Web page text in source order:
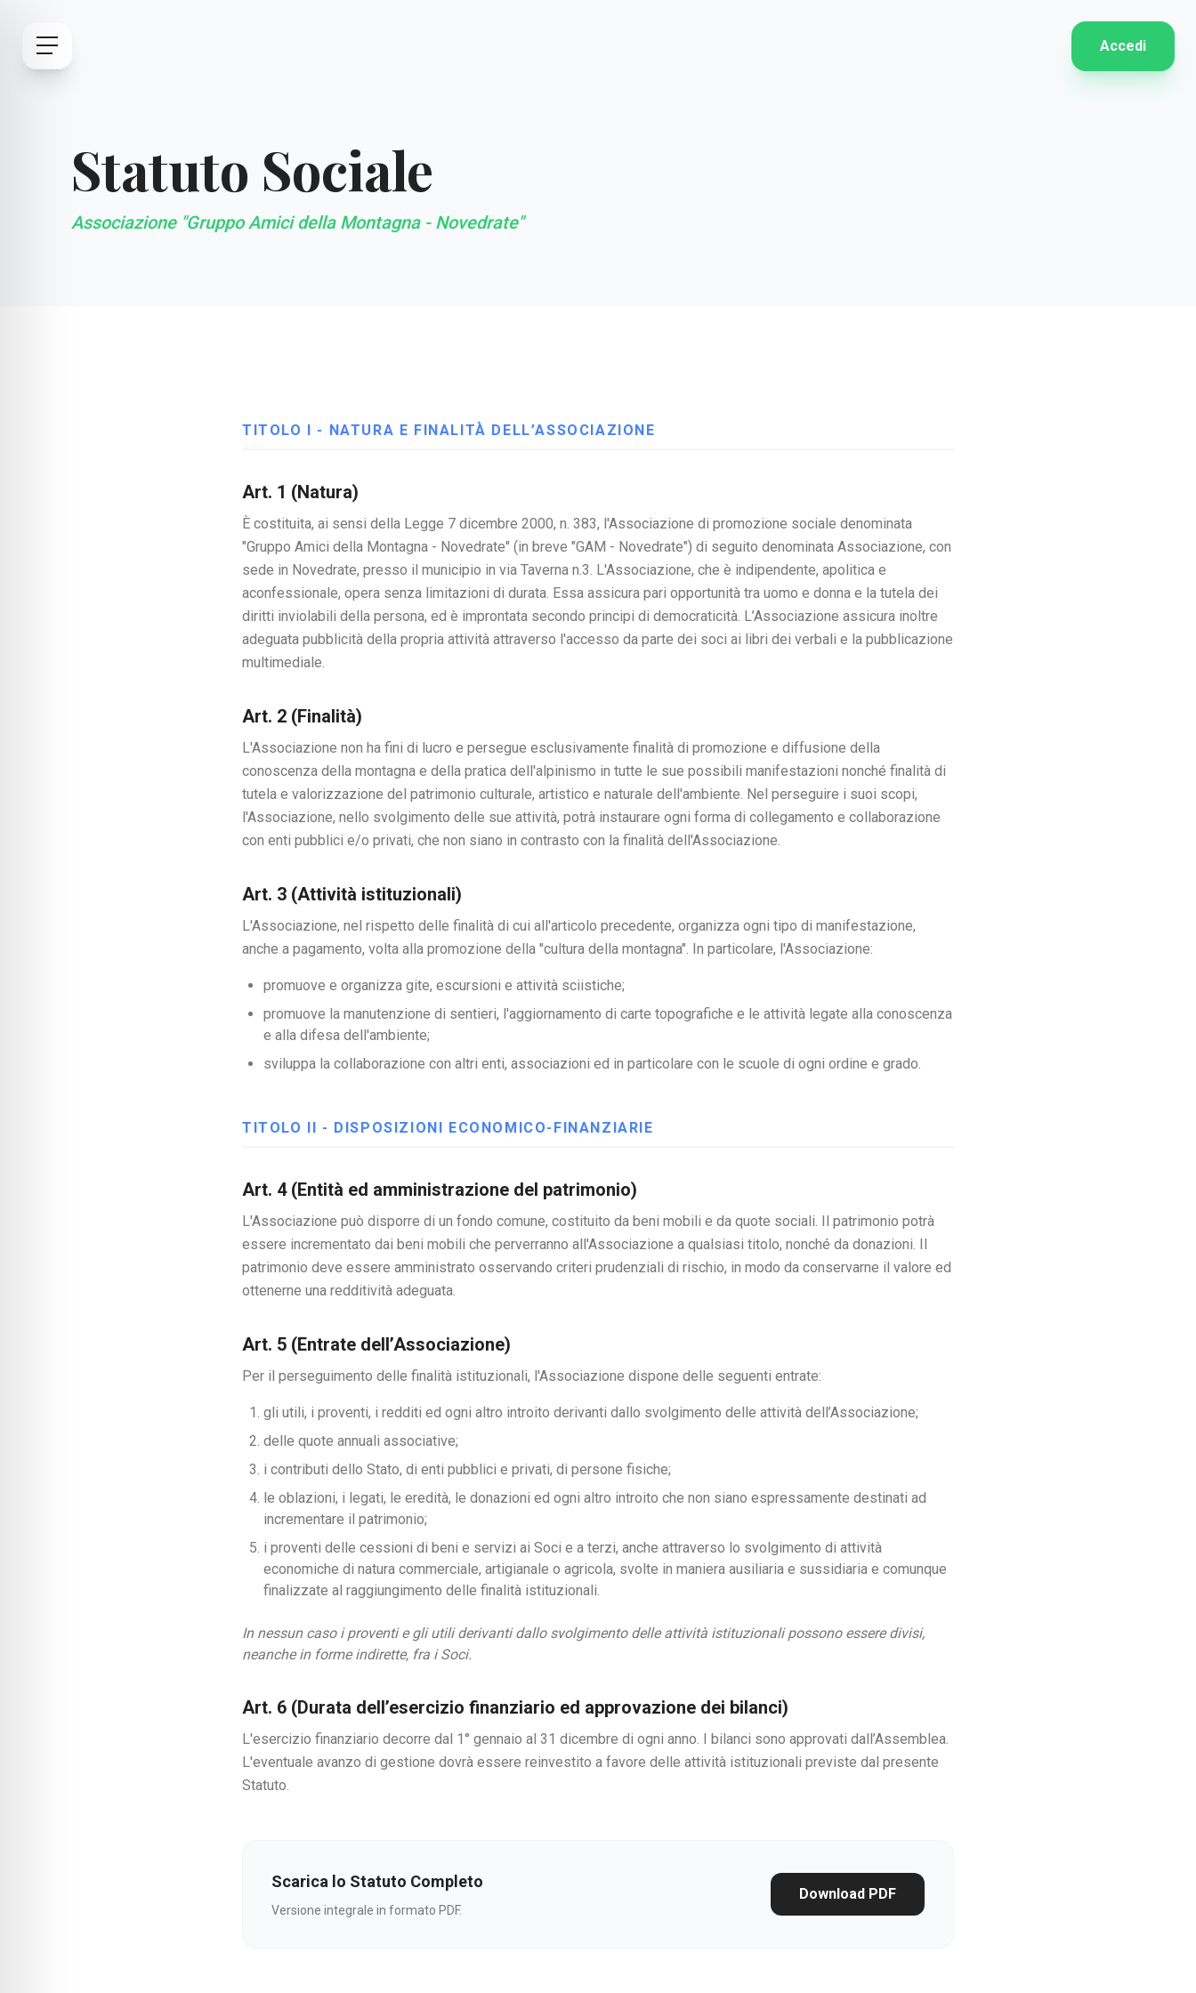
Accedi
Statuto Sociale
Associazione "Gruppo Amici della Montagna - Novedrate"
TITOLO I - NATURA E FINALITÀ DELL’ASSOCIAZIONE
Art. 1 (Natura)
È costituita, ai sensi della Legge 7 dicembre 2000, n. 383, l'Associazione di promozione sociale denominata
"Gruppo Amici della Montagna - Novedrate" (in breve "GAM - Novedrate") di seguito denominata Associazione, con
sede in Novedrate, presso il municipio in via Taverna n.3. L'Associazione, che è indipendente, apolitica e
aconfessionale, opera senza limitazioni di durata. Essa assicura pari opportunità tra uomo e donna e la tutela dei
diritti inviolabili della persona, ed è improntata secondo principi di democraticità. L’Associazione assicura inoltre
adeguata pubblicità della propria attività attraverso l'accesso da parte dei soci ai libri dei verbali e la pubblicazione
multimediale.
Art. 2 (Finalità)
L'Associazione non ha fini di lucro e persegue esclusivamente finalità di promozione e diffusione della
conoscenza della montagna e della pratica dell'alpinismo in tutte le sue possibili manifestazioni nonché finalità di
tutela e valorizzazione del patrimonio culturale, artistico e naturale dell'ambiente. Nel perseguire i suoi scopi,
l'Associazione, nello svolgimento delle sue attività, potrà instaurare ogni forma di collegamento e collaborazione
con enti pubblici e/o privati, che non siano in contrasto con la finalità dell'Associazione.
Art. 3 (Attività istituzionali)
L'Associazione, nel rispetto delle finalità di cui all'articolo precedente, organizza ogni tipo di manifestazione,
anche a pagamento, volta alla promozione della "cultura della montagna". In particolare, l'Associazione:
promuove e organizza gite, escursioni e attività sciistiche;
promuove la manutenzione di sentieri, l'aggiornamento di carte topografiche e le attività legate alla conoscenza
e alla difesa dell'ambiente;
sviluppa la collaborazione con altri enti, associazioni ed in particolare con le scuole di ogni ordine e grado.
TITOLO II - DISPOSIZIONI ECONOMICO-FINANZIARIE
Art. 4 (Entità ed amministrazione del patrimonio)
L'Associazione può disporre di un fondo comune, costituito da beni mobili e da quote sociali. Il patrimonio potrà
essere incrementato dai beni mobili che perverranno all'Associazione a qualsiasi titolo, nonché da donazioni. Il
patrimonio deve essere amministrato osservando criteri prudenziali di rischio, in modo da conservarne il valore ed
ottenerne una redditività adeguata.
Art. 5 (Entrate dell’Associazione)
Per il perseguimento delle finalità istituzionali, l'Associazione dispone delle seguenti entrate:
gli utili, i proventi, i redditi ed ogni altro introito derivanti dallo svolgimento delle attività dell’Associazione;
delle quote annuali associative;
i contributi dello Stato, di enti pubblici e privati, di persone fisiche;
le oblazioni, i legati, le eredità, le donazioni ed ogni altro introito che non siano espressamente destinati ad
incrementare il patrimonio;
i proventi delle cessioni di beni e servizi ai Soci e a terzi, anche attraverso lo svolgimento di attività
economiche di natura commerciale, artigianale o agricola, svolte in maniera ausiliaria e sussidiaria e comunque
finalizzate al raggiungimento delle finalità istituzionali.
In nessun caso i proventi e gli utili derivanti dallo svolgimento delle attività istituzionali possono essere divisi,
neanche in forme indirette, fra i Soci.
Art. 6 (Durata dell’esercizio finanziario ed approvazione dei bilanci)
L'esercizio finanziario decorre dal 1° gennaio al 31 dicembre di ogni anno. I bilanci sono approvati dall’Assemblea.
L'eventuale avanzo di gestione dovrà essere reinvestito a favore delle attività istituzionali previste dal presente
Statuto.
Scarica lo Statuto Completo
Versione integrale in formato PDF.
Download PDF